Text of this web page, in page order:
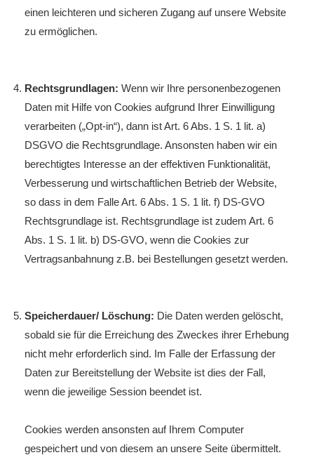
einen leichteren und sicheren Zugang auf unsere Website
zu ermöglichen.
Rechtsgrundlagen: Wenn wir Ihre personenbezogenen
Daten mit Hilfe von Cookies aufgrund Ihrer Einwilligung
verarbeiten („Opt-in“), dann ist Art. 6 Abs. 1 S. 1 lit. a)
DSGVO die Rechtsgrundlage. Ansonsten haben wir ein
berechtigtes Interesse an der effektiven Funktionalität,
Verbesserung und wirtschaftlichen Betrieb der Website,
so dass in dem Falle Art. 6 Abs. 1 S. 1 lit. f) DS-GVO
Rechtsgrundlage ist. Rechtsgrundlage ist zudem Art. 6
Abs. 1 S. 1 lit. b) DS-GVO, wenn die Cookies zur
Vertragsanbahnung z.B. bei Bestellungen gesetzt werden.
Speicherdauer/ Löschung: Die Daten werden gelöscht,
sobald sie für die Erreichung des Zweckes ihrer Erhebung
nicht mehr erforderlich sind. Im Falle der Erfassung der
Daten zur Bereitstellung der Website ist dies der Fall,
wenn die jeweilige Session beendet ist.
Cookies werden ansonsten auf Ihrem Computer
gespeichert und von diesem an unsere Seite übermittelt.